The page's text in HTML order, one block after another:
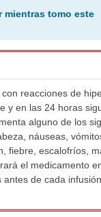
mientras tomo este
reacciones de
y en las 24 horas
alguno de los
náuseas,
fiebre, escalofríos,
el medicamento
de cada